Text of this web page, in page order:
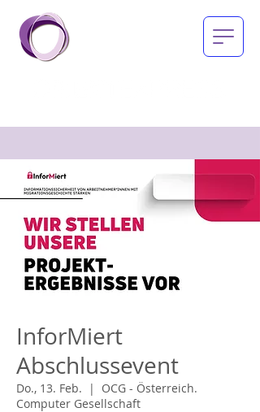
InforMiert
Abschlussevent
Do., 13. Feb.
  |
OCG - Österreich.
Computer Gesellschaft